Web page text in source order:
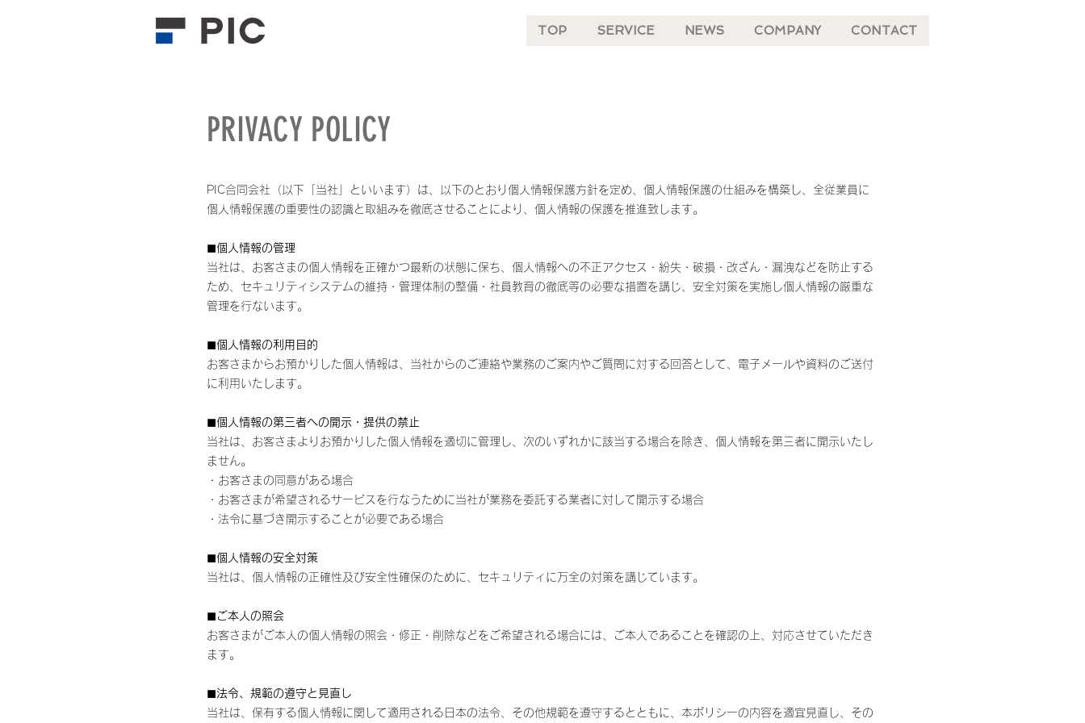
TOP SERVICE NEWS COMPANY CONTACT
PRIVACY POLICY
PIC合同会社（以下「当社」といいます）は、以下のとおり個人情報保護方針を定め、個人情報保護の仕組みを構築し、全従業員に
個人情報保護の重要性の認識と取組みを徹底させることにより、個人情報の保護を推進致します。
◼︎個人情報の管理
当社は、お客さまの個人情報を正確かつ最新の状態に保ち、個人情報への不正アクセス・紛失・破損・改ざん・漏洩などを防止する
ため、セキュリティシステムの維持・管理体制の整備・社員教育の徹底等の必要な措置を講じ、安全対策を実施し個人情報の厳重な
管理を行ないます。
◼︎個人情報の利用目的
お客さまからお預かりした個人情報は、当社からのご連絡や業務のご案内やご質問に対する回答として、電子メールや資料のご送付
に利用いたします。
◼︎個人情報の第三者への開示・提供の禁止
当社は、お客さまよりお預かりした個人情報を適切に管理し、次のいずれかに該当する場合を除き、個人情報を第三者に開示いたし
ません。
・お客さまの同意がある場合
・お客さまが希望されるサービスを行なうために当社が業務を委託する業者に対して開示する場合
・法令に基づき開示することが必要である場合
◼︎個人情報の安全対策
当社は、個人情報の正確性及び安全性確保のために、セキュリティに万全の対策を講じています。
◼︎ ご本人の照会
お客さまがご本人の個人情報の照会・修正・削除などをご希望される場合には、ご本人であることを確認の上、対応させていただき
ます。
◼︎法令、規範の遵守と見直し
当社は、保有する個人情報に関して適用される日本の法令、その他規範を遵守するとともに、本ポリシーの内容を適宜見直し、その